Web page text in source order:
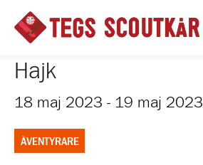
Hajk
18 maj 2023 - 19 maj 2023
ÄVENTYRARE